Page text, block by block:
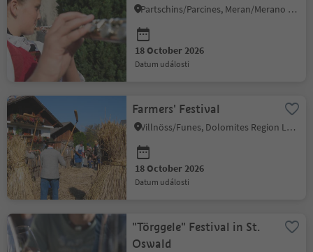
with "Erntedank"-
procession
Partschins/Parcines, Meran/Merano and environs
18 October 2026
datum události
Farmers' Festival
Villnöss/Funes, Dolomites Region Lüsen Villnöss
18 October 2026
datum události
"Törggele" Festival in St.
Oswald